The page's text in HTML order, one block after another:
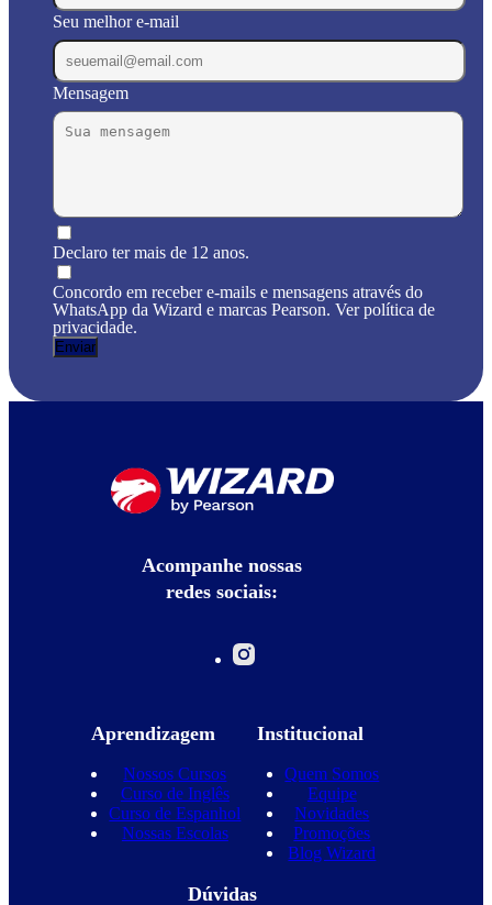
Seu melhor e-mail
Mensagem
Declaro ter mais de 12 anos.
Concordo em receber e-mails e mensagens através do
WhatsApp da Wizard e marcas Pearson. Ver política de
privacidade.
Acompanhe nossas
redes sociais:
Aprendizagem
Nossos Cursos
Curso de Inglês
Curso de Espanhol
Nossas Escolas
Institucional
Quem Somos
Equipe
Novidades
Promoções
Blog Wizard
Dúvidas